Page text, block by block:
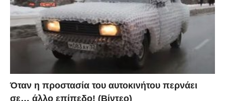
Όταν η προστασία του αυτοκινήτου περνάει
σε… άλλο επίπεδο! (Βίντεο)